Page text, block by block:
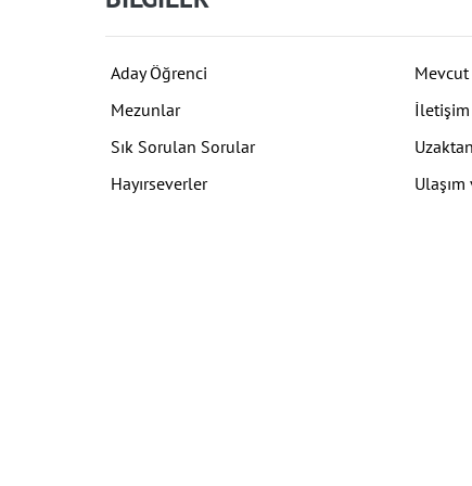
Aday Öğrenci
Mezunlar
İletişim
Sık Sorulan Sorular
Hayırseverler